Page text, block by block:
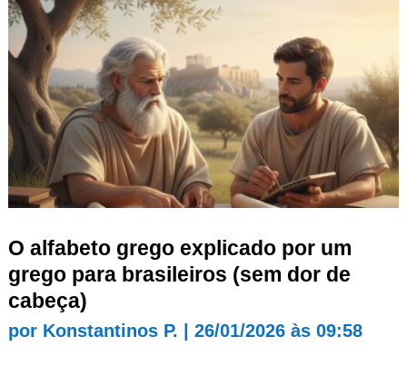
O alfabeto grego explicado por um
grego para brasileiros (sem dor de
cabeça)
por Konstantinos P. 26/01/2026 às 09:58